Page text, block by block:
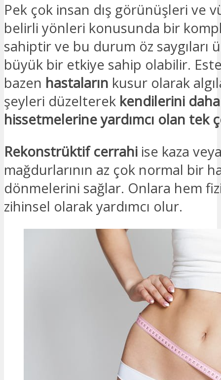
Pek çok insan dış görünüşleri ve
belirli yönleri konusunda bir
sahiptir ve bu durum öz saygıları
büyük bir etkiye sahip olabilir.
bazen hastaların kusur olarak
şeyleri düzelterek kendilerini
hissetmelerine yardımcı olan tek
Rekonstrüktif cerrahi ise kaza
mağdurlarının az çok normal bir
dönmelerini sağlar. Onlara hem
zihinsel olarak yardımcı olur.